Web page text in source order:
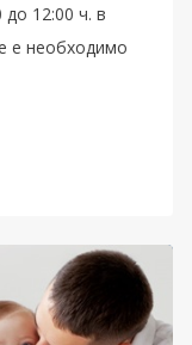
12:00 ч. в
е необходимо